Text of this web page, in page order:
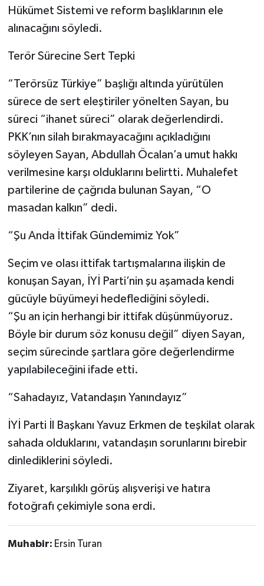
Hükümet Sistemi ve reform başlıklarının ele
alınacağını söyledi.
Terör Sürecine Sert Tepki
“Terörsüz Türkiye” başlığı altında yürütülen
sürece de sert eleştiriler yönelten Sayan, bu
süreci “ihanet süreci” olarak değerlendirdi.
PKK’nın silah bırakmayacağını açıkladığını
söyleyen Sayan, Abdullah Öcalan’a umut hakkı
verilmesine karşı olduklarını belirtti. Muhalefet
partilerine de çağrıda bulunan Sayan, “O
masadan kalkın” dedi.
“Şu Anda İttifak Gündemimiz Yok”
Seçim ve olası ittifak tartışmalarına ilişkin de
konuşan Sayan, İYİ Parti’nin şu aşamada kendi
gücüyle büyümeyi hedeflediğini söyledi.
“Şu an için herhangi bir ittifak düşünmüyoruz.
Böyle bir durum söz konusu değil” diyen Sayan,
seçim sürecinde şartlara göre değerlendirme
yapılabileceğini ifade etti.
“Sahadayız, Vatandaşın Yanındayız”
İYİ Parti İl Başkanı Yavuz Erkmen de teşkilat olarak
sahada olduklarını, vatandaşın sorunlarını birebir
dinlediklerini söyledi.
Ziyaret, karşılıklı görüş alışverişi ve hatıra
fotoğrafı çekimiyle sona erdi.
Muhabir: Ersin Turan